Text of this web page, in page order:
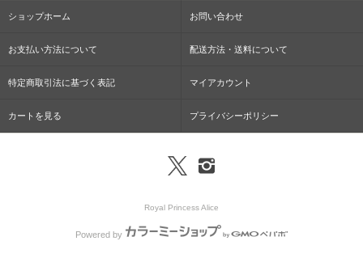
ショップホーム お問い合わせ
お支払い方法について 配送方法・送料について
特定商取引法に基づく表記 マイアカウント
カートを見る プライバシーポリシー
Royal Princess Alice
Powered by